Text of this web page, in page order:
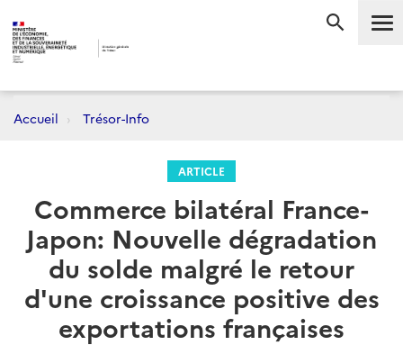
Accueil Trésor-Info
ARTICLE
Commerce bilatéral France-
Japon: Nouvelle dégradation
du solde malgré le retour
d'une croissance positive des
exportations françaises